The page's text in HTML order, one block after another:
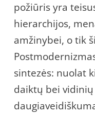
požiūris yra
hierarchijos,
amžinybei, o tik
sintezės: nuolat
daiktų bei